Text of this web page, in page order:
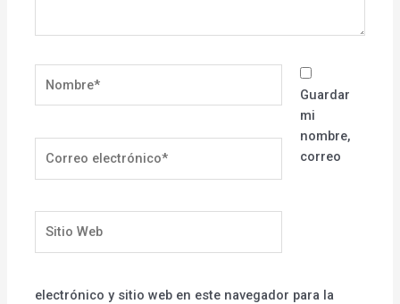
electrónico*
Web
Guardar
mi
nombre,
correo
electrónico y sitio web en este navegador para la